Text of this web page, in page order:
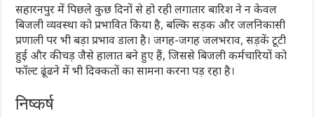
सहारनपुर में पिछले कुछ दिनों से हो रही लगातार बारिश ने न केवल
बिजली व्यवस्था को प्रभावित किया है, बल्कि सड़क और जलनिकासी
प्रणाली पर भी बड़ा प्रभाव डाला है। जगह-जगह जलभराव, सड़कें टूटी
हुई और कीचड़ जैसे हालात बने हुए हैं, जिससे बिजली कर्मचारियों को
फॉल्ट ढूंढने में भी दिक्कतों का सामना करना पड़ रहा है।
निष्कर्ष